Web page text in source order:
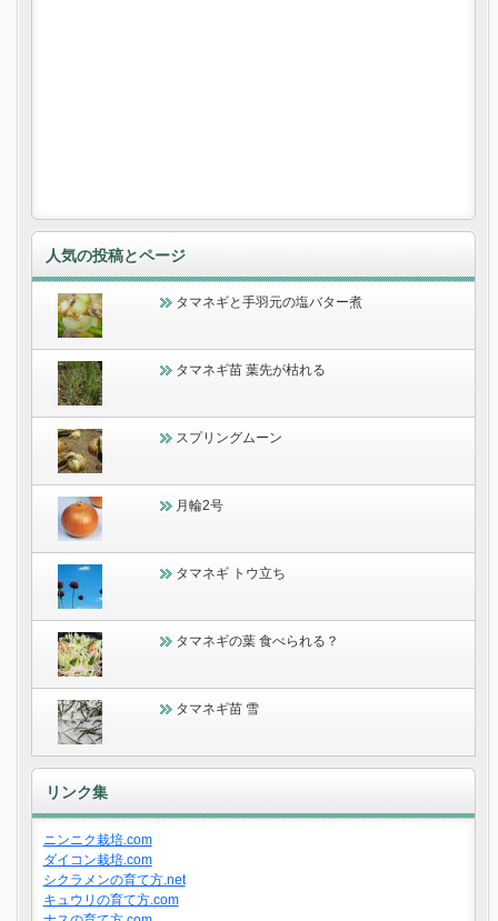
人気の投稿とページ
タマネギと手羽元の塩バター煮
タマネギ苗 葉先が枯れる
スプリングムーン
月輪2号
タマネギ トウ立ち
タマネギの葉 食べられる？
タマネギ苗 雪
リンク集
ニンニク栽培.com
ダイコン栽培.com
シクラメンの育て方.net
キュウリの育て方.com